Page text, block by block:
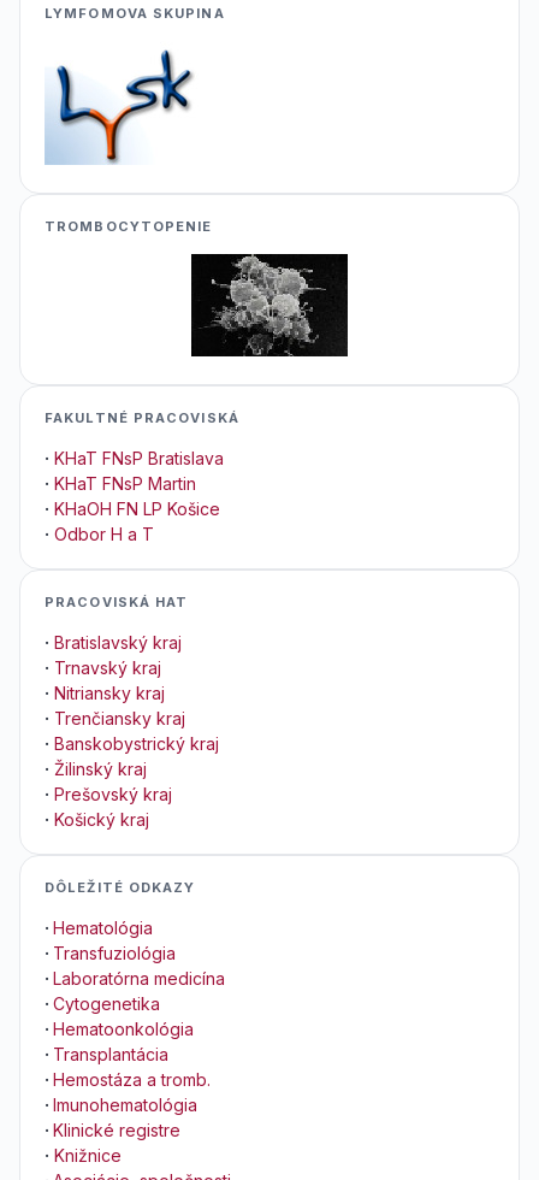
LYMFOMOVA SKUPINA
TROMBOCYTOPENIE
FAKULTNÉ PRACOVISKÁ
· KHaT FNsP Bratislava
· KHaT FNsP Martin
· KHaOH FN LP Košice
· Odbor H a T
PRACOVISKÁ HAT
· Bratislavský kraj
· Trnavský kraj
· Nitriansky kraj
· Trenčiansky kraj
· Banskobystrický kraj
· Žilinský kraj
· Prešovský kraj
· Košický kraj
DÔLEŽITÉ ODKAZY
· Hematológia
· Transfuziológia
· Laboratórna medicína
· Cytogenetika
· Hematoonkológia
· Transplantácia
· Hemostáza a tromb.
· Imunohematológia
· Klinické registre
· Knižnice